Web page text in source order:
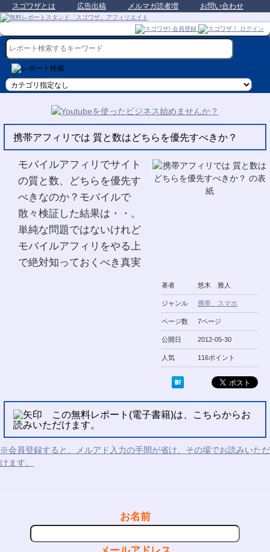
スゴワザとは 広告出稿 メルマガ読者増 お問い合わせ
携帯アフィリでは 質と数はどちらを優先すべきか？
著者 悠木 雅人
ジャンル 携帯、スマホ
ページ数 7ページ
公開日 2012-05-30
人気 116ポイント
モバイルアフィリでサイト
の質と数、どちらを優先す
べきなのか？モバイルで
散々検証した結果は・・。
単純な問題ではないけれど
モバイルアフィリをやる上
で絶対知っておくべき真実
この無料レポート(電子書籍)は、こちらからお
読みいただけます。
※会員登録すると、メルアド入力の手間が省け、その場でお読みいただ
けます。
お名前